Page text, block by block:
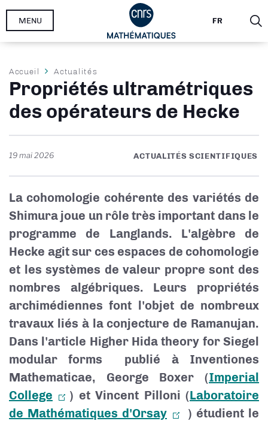
Aller
FR
MENU
Fil
d'Ariane
Accueil Actualités
Propriétés ultramétriques
des opérateurs de Hecke
19 mai 2026 ACTUALITÉS SCIENTIFIQUES
La cohomologie cohérente des variétés de
Shimura joue un rôle très important dans le
programme de Langlands. L'algèbre de
Hecke agit sur ces espaces de cohomologie
et les systèmes de valeur propre sont des
nombres algébriques. Leurs propriétés
archimédiennes font l'objet de nombreux
travaux liés à la conjecture de Ramanujan.
Dans l'article Higher Hida theory for Siegel
modular forms publié à Inventiones
Mathematicae, George Boxer (Imperial
College
) et Vincent Pilloni (Laboratoire
de Mathématiques d'Orsay
) étudient le